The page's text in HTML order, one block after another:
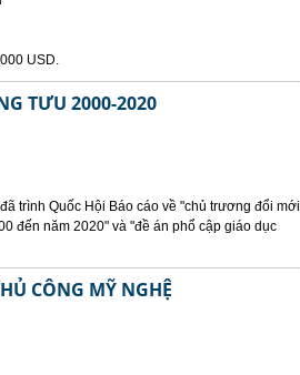
USD.
TƯU 2000-2020
trình Quốc Hội Báo cáo về "chủ trương đổi mới
đến năm 2020" và "đề án phổ cập giáo dục
CÔNG MỸ NGHỆ